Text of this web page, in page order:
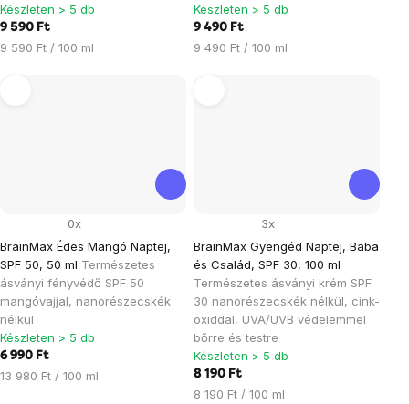
Készleten > 5 db
9 590 Ft
Egységár:
9 590 Ft / 100 ml
Készleten > 5 db
9 490 Ft
Egységár:
9 490 Ft / 100 ml
BrainMax Édes Mangó Naptej,
SPF 50, 50 ml Természetes
ásványi fényvédő SPF 50
mangóvajjal, nanorészecskék
nélkül
0x
Készleten > 5 db
6 990 Ft
Egységár:
13 980 Ft / 100 ml
BrainMax Gyengéd Naptej, Baba
és Család, SPF 30, 100 ml
Természetes ásványi krém SPF
30 nanorészecskék nélkül, cink-
oxiddal, UVA/UVB védelemmel
bőrre és testre
3x
Készleten > 5 db
8 190 Ft
Egységár:
8 190 Ft / 100 ml